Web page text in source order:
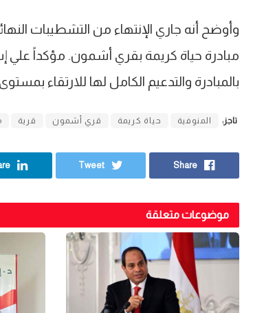
وأوضح أنه جاري الإنتهاء من التشطيبات
مبادرة حياة كريمة بقري أشمون. مؤكداً علي
بالمبادرة والتدعيم الكامل لها للارتقاء
تاجز: المنوفية حياة كريمة قري أشمون قرية
Share
Tweet
موضوعات متعلقة